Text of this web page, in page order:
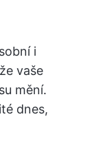
i
vaše
mění.
dnes,